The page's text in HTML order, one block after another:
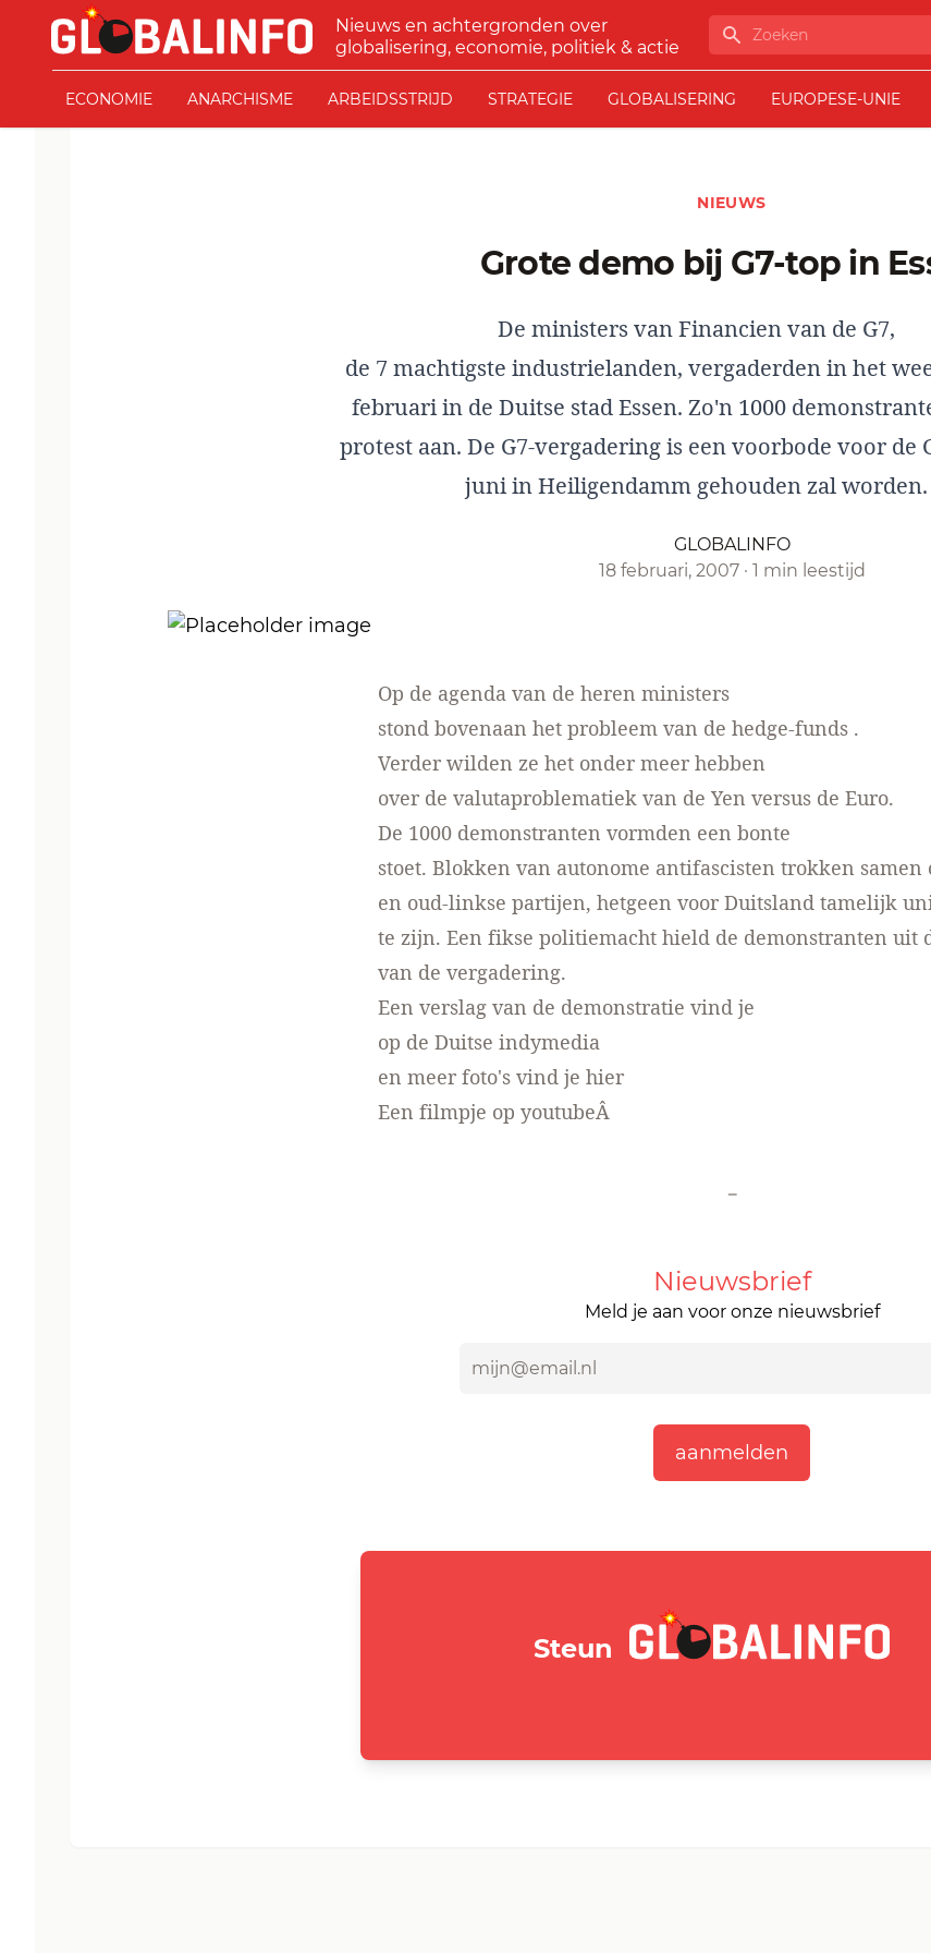
Ga naar de inhoud
GLOBALINFO
Nieuws en achtergronden over
globalisering, economie, politiek & actie
Zoeken
ECONOMIE ANARCHISME ARBEIDSSTRIJD STRATEGIE GLOBALISERING EUROPESE-UNIE
NIEUWS
Grote demo bij G7-top in
De ministers van Financien van de G7,
de 7 machtigste industrielanden, vergaderden in het
februari in de Duitse stad Essen. Zo'n 1000
protest aan. De G7-vergadering is een voorbode voor de
juni in Heiligendamm gehouden zal worden.
GLOBALINFO
18 februari, 2007 · 1 min leestijd
Op de agenda van de heren ministers
stond bovenaan het probleem van de hedge-funds .
Verder wilden ze het onder meer hebben
over de valutaproblematiek van de Yen versus de Euro.
De 1000 demonstranten vormden een bonte
stoet. Blokken van autonome antifascisten trokken samen
en oud-linkse partijen, hetgeen voor Duitsland tamelijk
te zijn. Een fikse politiemacht hield de demonstranten uit
van de vergadering.
Een verslag van de demonstratie vind je
op de Duitse indymedia
en meer foto's vind je hier
Een filmpje op youtubeÂ
-
Nieuwsbrief
Meld je aan voor onze nieuwsbrief
Steun GLOBALINFO.nl